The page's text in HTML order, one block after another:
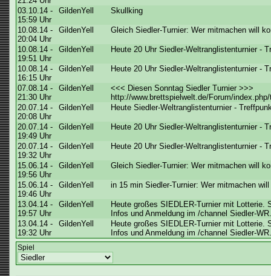
03.10.14 -
15:59 Uhr
GildenYell Skullking
10.08.14 -
20:04 Uhr
GildenYell Gleich Siedler-Turnier: Wer mitmachen will
10.08.14 -
19:51 Uhr
GildenYell Heute 20 Uhr Siedler-Weltranglistenturnier -
10.08.14 -
16:15 Uhr
GildenYell Heute 20 Uhr Siedler-Weltranglistenturnier -
07.08.14 -
21:30 Uhr
GildenYell
<<< Diesen Sonntag Siedler Turnier >>>
http://www.brettspielwelt.de/Forum/
20.07.14 -
20:08 Uhr
GildenYell Heute Siedler-Weltranglistenturnier -
20.07.14 -
19:49 Uhr
GildenYell Heute 20 Uhr Siedler-Weltranglistenturnier -
20.07.14 -
19:32 Uhr
GildenYell Heute 20 Uhr Siedler-Weltranglistenturnier -
15.06.14 -
19:56 Uhr
GildenYell Gleich Siedler-Turnier: Wer mitmachen will
15.06.14 -
19:46 Uhr
GildenYell in 15 min Siedler-Turnier: Wer mitmachen
13.04.14 -
19:57 Uhr
GildenYell
Heute großes SIEDLER-Turnier mit Lotterie.
Infos und Anmeldung im /channel Siedler-
13.04.14 -
19:32 Uhr
GildenYell
Heute großes SIEDLER-Turnier mit Lotterie.
Infos und Anmeldung im /channel Siedler-
Spiel